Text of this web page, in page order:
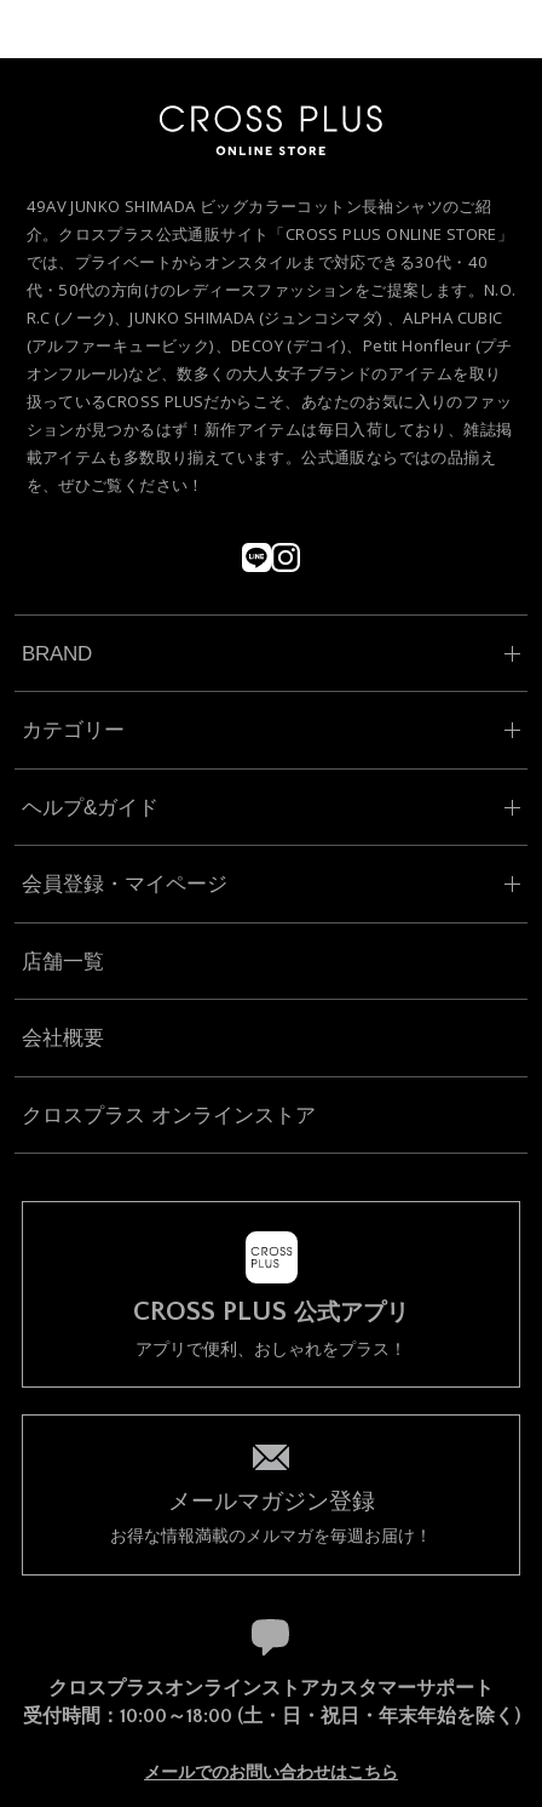
49AV JUNKO SHIMADA ビッグカラーコットン長袖シャツのご紹
介。クロスプラス公式通販サイト「CROSS PLUS ONLINE STORE」
では、プライベートからオンスタイルまで対応できる30代・40
代・50代の方向けのレディースファッションをご提案します。N.O.
R.C (ノーク)、JUNKO SHIMADA (ジュンコシマダ) 、ALPHA CUBIC
(アルファーキュービック)、DECOY (デコイ)、Petit Honfleur (プチ
オンフルール)など、数多くの大人女子ブランドのアイテムを取り
扱っているCROSS PLUSだからこそ、あなたのお気に入りのファッ
ションが見つかるはず！新作アイテムは毎日入荷しており、雑誌掲
載アイテムも多数取り揃えています。公式通販ならではの品揃え
を、ぜひご覧ください！
BRAND
カテゴリー
ヘルプ&ガイド
会員登録・マイページ
店舗一覧
会社概要
クロスプラス オンラインストア
CROSS PLUS 公式アプリ
アプリで便利、おしゃれをプラス！
メールマガジン登録
お得な情報満載のメルマガを毎週お届け！
クロスプラスオンラインストアカスタマーサポート
受付時間：10:00～18:00 (土・日・祝日・年末年始を除く)
メールでのお問い合わせはこちら